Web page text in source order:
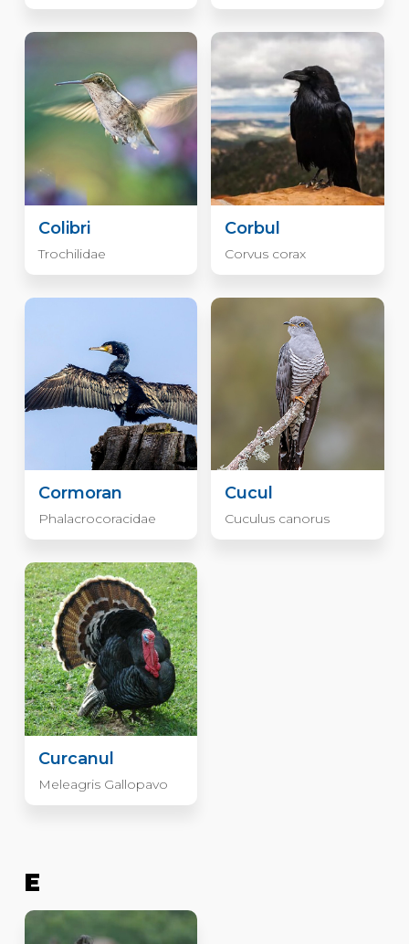
Colibri
Trochilidae
Corbul
Corvus corax
Cormoran
Phalacrocoracidae
Cucul
Cuculus canorus
Curcanul
Meleagris Gallopavo
E